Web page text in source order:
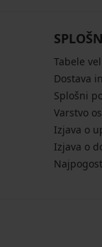
Tabele
Dostava
Splošni
Varstvo
Izjava o
Izjava o